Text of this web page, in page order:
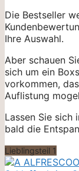
Die Bestseller
Ihre Auswahl.
Aber schauen
sich um ein
vorkommen,
Auflistung
Lassen Sie sich
bald die
Lieblingsteil 1